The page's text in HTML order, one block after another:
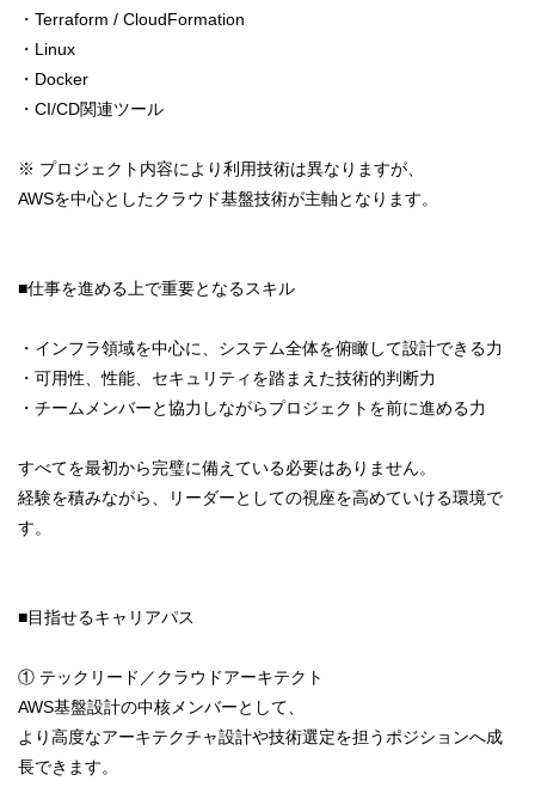
・Terraform / CloudFormation
・Linux
・Docker
・CI/CD関連ツール
※ プロジェクト内容により利用技術は異なりますが、
AWSを中心としたクラウド基盤技術が主軸となります。
■仕事を進める上で重要となるスキル
・インフラ領域を中心に、システム全体を俯瞰して設計できる力
・可用性、性能、セキュリティを踏まえた技術的判断力
・チームメンバーと協力しながらプロジェクトを前に進める力
すべてを最初から完璧に備えている必要はありません。
経験を積みながら、リーダーとしての視座を高めていける環境で
す。
■目指せるキャリアパス
① テックリード／クラウドアーキテクト
AWS基盤設計の中核メンバーとして、
より高度なアーキテクチャ設計や技術選定を担うポジションへ成
長できます。